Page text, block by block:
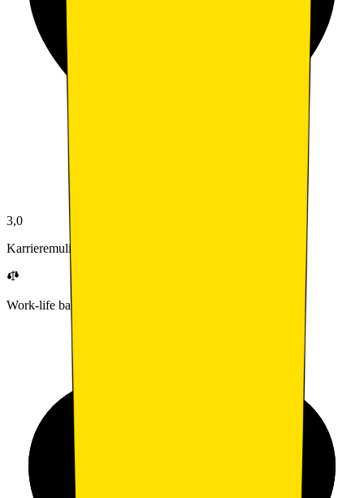
3,0
Karrieremuligheter
Work-life balance